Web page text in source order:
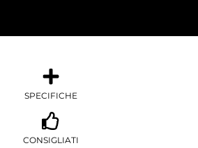
SPECIFICHE
CONSIGLIATI